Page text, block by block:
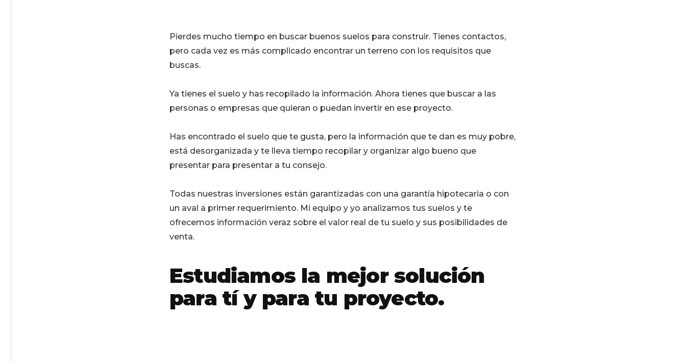
Pierdes mucho tiempo en buscar buenos suelos para construir. Tienes contactos,
pero cada vez es más complicado encontrar un terreno con los requisitos que
buscas.
Ya tienes el suelo y has recopilado la información. Ahora tienes que buscar a las
personas o empresas que quieran o puedan invertir en ese proyecto.
Has encontrado el suelo que te gusta, pero la información que te dan es muy pobre,
está desorganizada y te lleva tiempo recopilar y organizar algo bueno que
presentar para presentar a tu consejo.
Todas nuestras inversiones están garantizadas con una garantía hipotecaria o con
un aval a primer requerimiento. Mi equipo y yo analizamos tus suelos y te
ofrecemos información veraz sobre el valor real de tu suelo y sus posibilidades de
venta.
Estudiamos la mejor solución
para tí y para tu proyecto.